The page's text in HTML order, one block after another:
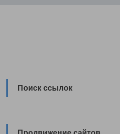
Поиск ссылок